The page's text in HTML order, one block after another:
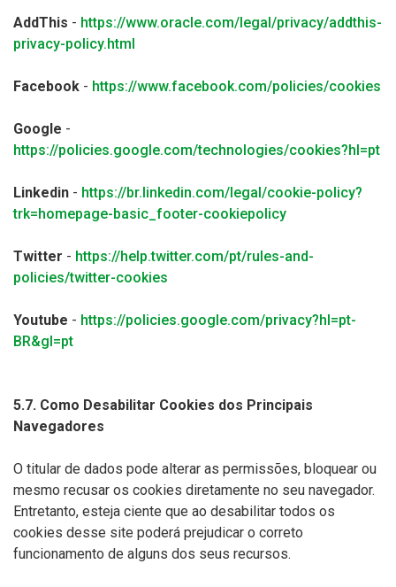
AddThis - https://www.oracle.com/legal/privacy/addthis-
privacy-policy.html
Facebook - https://www.facebook.com/policies/cookies
Google -
https://policies.google.com/technologies/cookies?hl=pt
Linkedin - https://br.linkedin.com/legal/cookie-policy?
trk=homepage-basic_footer-cookiepolicy
Twitter - https://help.twitter.com/pt/rules-and-
policies/twitter-cookies
Youtube - https://policies.google.com/privacy?hl=pt-
BR&gl=pt
5.7. Como Desabilitar Cookies dos Principais
Navegadores
O titular de dados pode alterar as permissões, bloquear ou
mesmo recusar os cookies diretamente no seu navegador.
Entretanto, esteja ciente que ao desabilitar todos os
cookies desse site poderá prejudicar o correto
funcionamento de alguns dos seus recursos.